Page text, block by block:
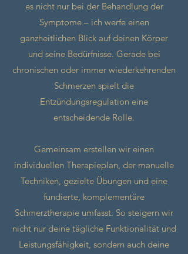
es nicht nur bei der Behandlung der
Symptome – ich werfe einen
ganzheitlichen Blick auf deinen Körper
und seine Bedürfnisse. Gerade bei
chronischen oder immer wiederkehrenden
Schmerzen spielt die
Entzündungsregulation eine
entscheidende Rolle.
Gemeinsam erstellen wir einen
individuellen Therapieplan, der manuelle
Techniken, gezielte Übungen und eine
fundierte, komplementäre
Schmerztherapie umfasst. So steigern wir
nicht nur deine tägliche Funktionalität und
Leistungsfähigkeit, sondern auch deine